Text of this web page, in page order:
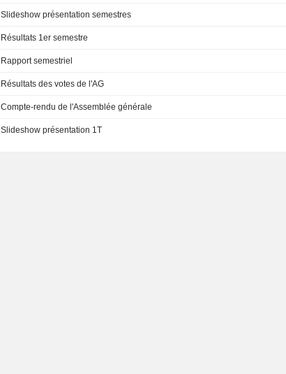
Slideshow présentation semestres
Résultats 1er semestre
Rapport semestriel
Résultats des votes de l'AG
Compte-rendu de l'Assemblée générale
Slideshow présentation 1T